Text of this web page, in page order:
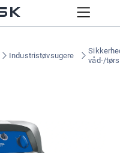
Industristøvsugere
våd-/